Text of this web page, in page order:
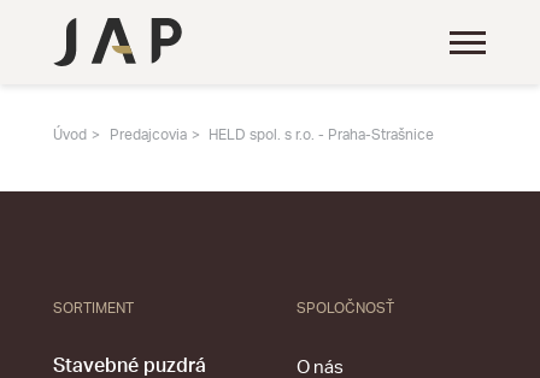
Úvod Predajcovia HELD spol. s r.o. - Praha-Strašnice
SORTIMENT
Stavebné puzdrá
SPOLOČNOSŤ
O nás